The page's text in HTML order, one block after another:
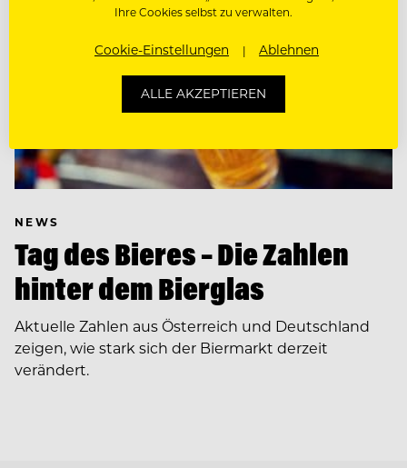
NEWS
Tag des Bieres – Die Zahlen
hinter dem Bierglas
Aktuelle Zahlen aus Österreich und Deutschland
zeigen, wie stark sich der Biermarkt derzeit
verändert.
Ihre Cookies selbst zu verwalten.
Cookie-Einstellungen Ablehnen
ALLE AKZEPTIEREN